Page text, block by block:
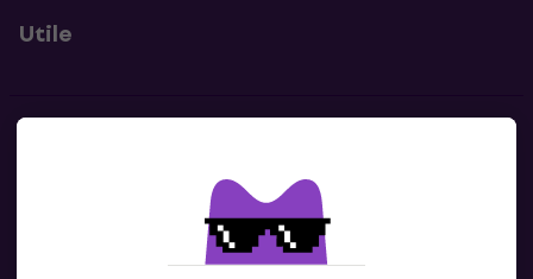
Utile
Contacte nous